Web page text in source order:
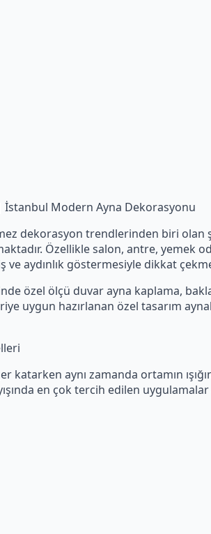
İstanbul Modern Ayna Dekorasyonu
dekorasyon trendlerinden biri olan
Özellikle salon, antre, yemek
ve aydınlık göstermesiyle dikkat
özel ölçü duvar ayna kaplama,
uygun hazırlanan özel tasarım
katarken aynı zamanda ortamın
en çok tercih edilen uygulamalar